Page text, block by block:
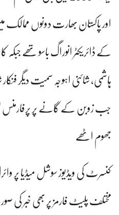
اور پاکستان بھارت دونوں
کے ڈائریکٹر انوراگ باسو تھے
ہاشمی، شائنی اہوجہ سمیت دیگر
جب زوبن کے گانے پر
جھوم اٹھے
کنسرٹ کی ویڈیوز سوشل میڈیا پر
مختلف پلیٹ فارمز پر بھی خبر